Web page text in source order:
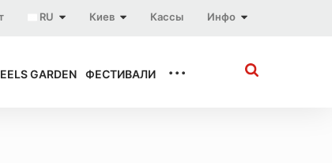
Инфо
Кассы
Киев
RU
GARDEN ФЕСТИВАЛИ ...